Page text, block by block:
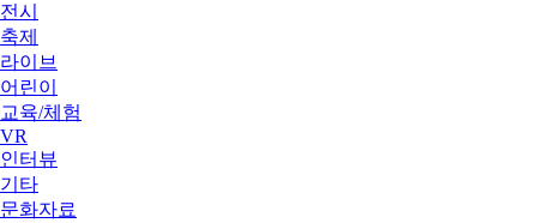
전시
축제
라이브
어린이
교육/체험
VR
인터뷰
기타
문화자료